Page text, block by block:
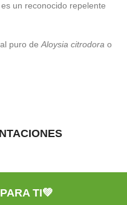
un reconocido repelente
puro de Aloysia citrodora o
TI💚